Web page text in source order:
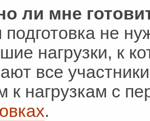
ли мне
не
нагрузки, к
все
к нагрузкам с
.